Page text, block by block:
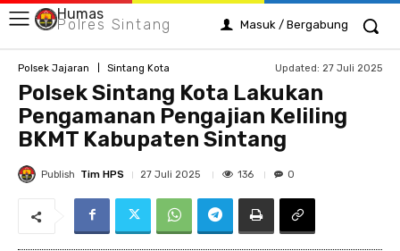
Humas
Polres Sintang Masuk / Bergabung
Polsek Jajaran Sintang Kota Updated: 27 Juli 2025
Polsek Sintang Kota Lakukan
Pengamanan Pengajian Keliling
BKMT Kabupaten Sintang
Publish Tim HPS 27 Juli 2025 136 0